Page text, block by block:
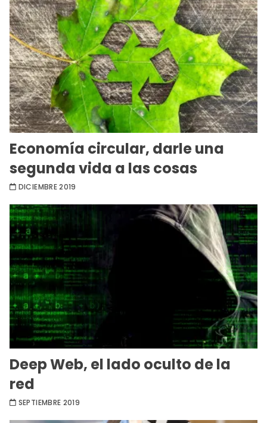
Economía circular, darle una
segunda vida a las cosas
DICIEMBRE 2019
Deep Web, el lado oculto de la
red
SEPTIEMBRE 2019